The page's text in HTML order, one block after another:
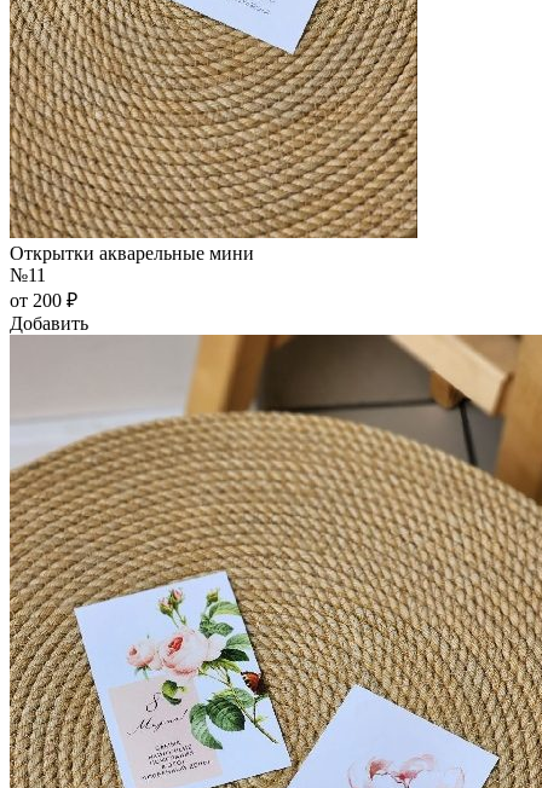
Открытки акварельные мини
№11
от 200 ₽
Добавить